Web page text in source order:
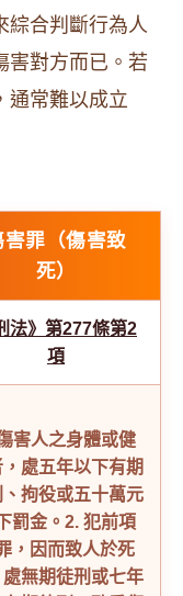
綜合判斷行為人
害對方而已。若
通常難以成立
害罪（傷害致
死）
法》第277條第2
項
害人之身體或健
，處五年以下有期
拘役或五十萬元
罰金。 2. 犯前項
，因而致人於死
無期徒刑或七年